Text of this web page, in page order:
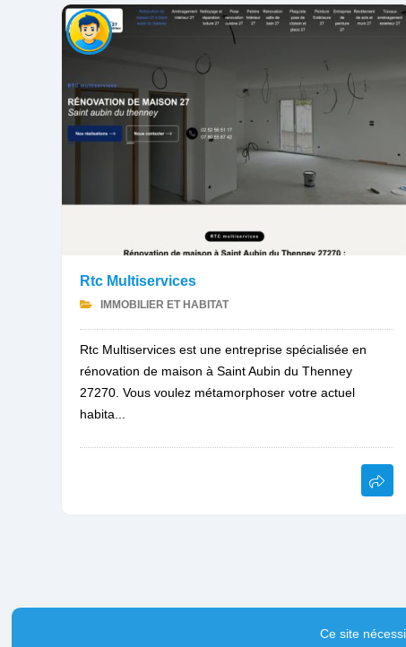
Rtc Multiservices
IMMOBILIER ET HABITAT
Rtc Multiservices est une entreprise spécialisée en
rénovation de maison à Saint Aubin du Thenney
27270. Vous voulez métamorphoser votre actuel
habita...
Ce site